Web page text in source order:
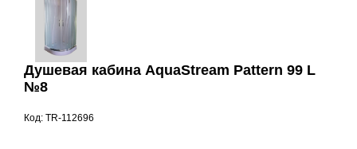
Душевая кабина AquaStream Pattern 99 L
№8
Код: TR-112696